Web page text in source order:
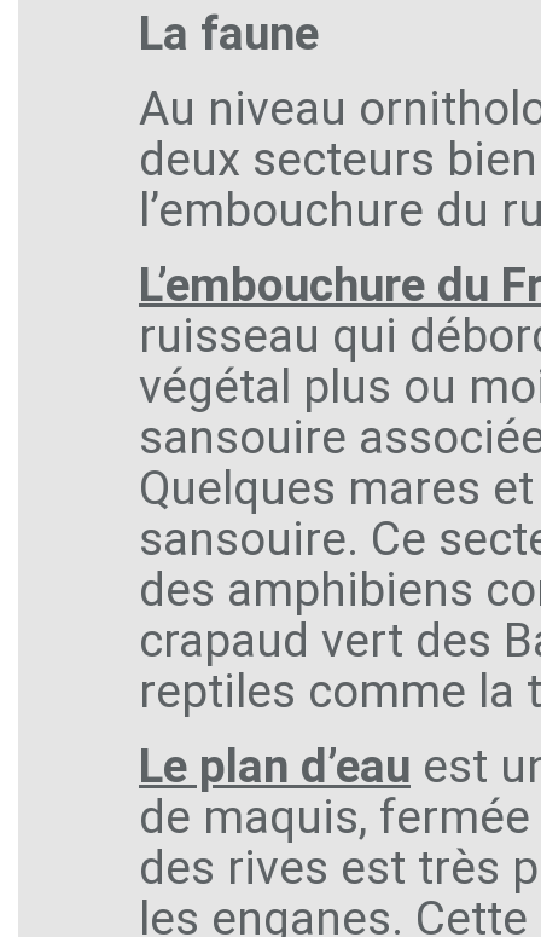
La faune
Au niveau
deux secteurs
l’embouchure du
L’embouchure du
ruisseau qui
végétal plus ou
sansouire
Quelques mares
sansouire. Ce
des amphibiens
crapaud vert des
reptiles comme la
Le plan d’eau est
de maquis,
des rives est très
les enganes.